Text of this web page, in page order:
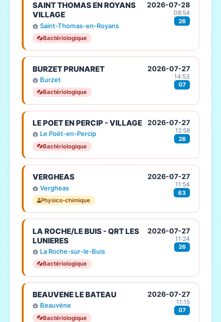
SAINT THOMAS EN ROYANS
VILLAGE
Saint-Thomas-en-Royans
Bactériologique
2026-07-28
08:54
26
BURZET PRUNARET
Burzet
Bactériologique
2026-07-27
14:53
07
LE POET EN PERCIP - VILLAGE
Le Poët-en-Percip
Bactériologique
2026-07-27
12:58
26
VERGHEAS
Vergheas
Physico-chimique
2026-07-27
11:54
63
LA ROCHE/LE BUIS - QRT LES
LUNIERES
La Roche-sur-le-Buis
Bactériologique
2026-07-27
11:24
26
BEAUVENE LE BATEAU
Beauvène
Bactériologique
2026-07-27
11:15
07